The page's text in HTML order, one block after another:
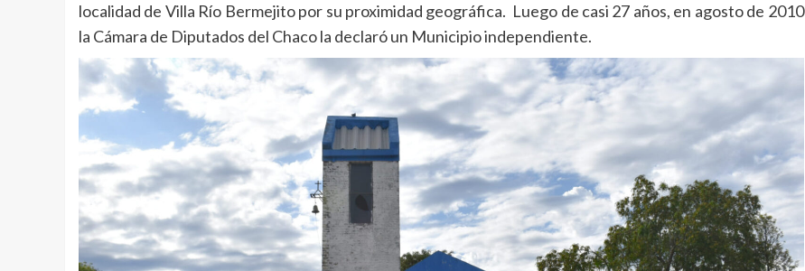
localidad de Villa Río Bermejito por su proximidad geográfica. Luego de casi 27 años, en agosto de 2010
la Cámara de Diputados del Chaco la declaró un Municipio independiente.